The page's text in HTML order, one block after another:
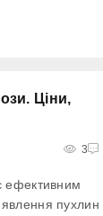
Ціни,
3
ефективним
пухлин